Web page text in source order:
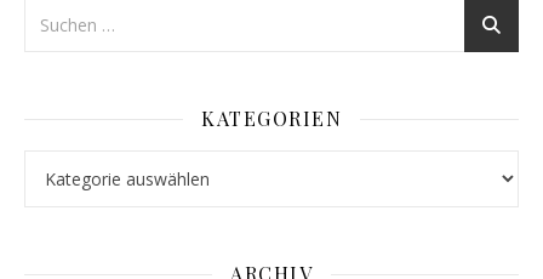
KATEGORIEN
ARCHIV